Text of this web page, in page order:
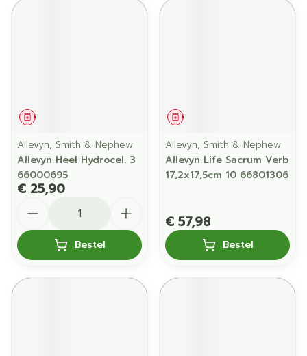
Geneesmiddel
Allevyn, Smith & Nephew
Allevyn Heel Hydrocel. 3
66000695
€ 25,90
Bestel
Geneesmiddel
Allevyn, Smith & Nephew
Allevyn Life Sacrum Verb
17,2x17,5cm 10 66801306
€ 57,98
Bestel